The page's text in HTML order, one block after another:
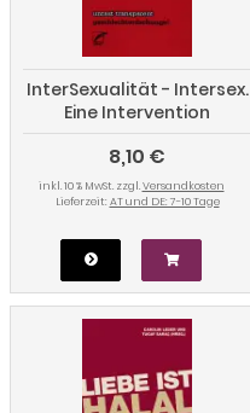
InterSexualität - Intersex.
Eine Intervention
8,10 €
inkl. 10 % MwSt. zzgl.Versandkosten
Lieferzeit: AT und DE: 7-10 Tage